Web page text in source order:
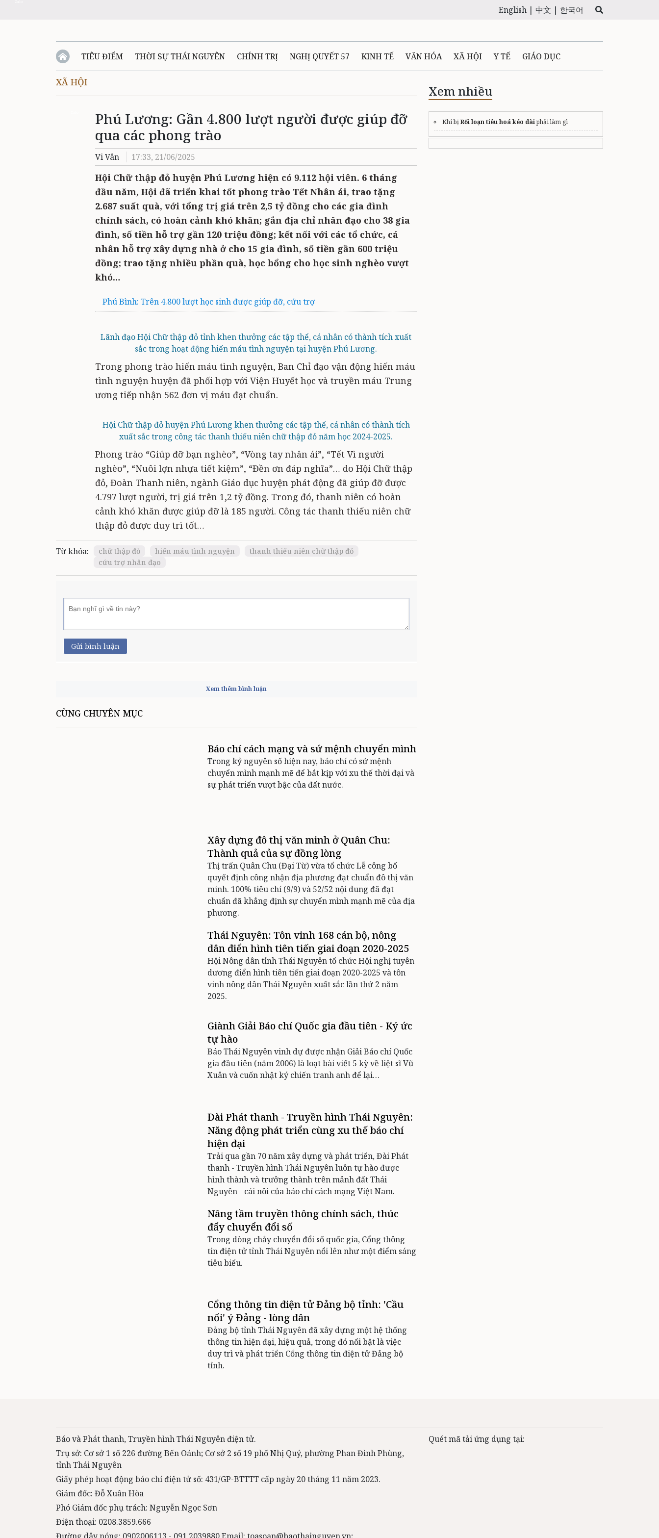
English | 中文 | 한국어
TIÊU ĐIỂM THỜI SỰ THÁI NGUYÊN CHÍNH TRỊ NGHỊ QUYẾT 57 KINH TẾ VĂN HÓA XÃ HỘI Y TẾ GIÁO DỤC
QUỐC PHÒNG - AN NINH Ô TÔ - XE MÁY PHÁP LUẬT
QUÊ HƯƠNG - ĐẤT NƯỚC QUỐC TẾ TÀI NGUYÊN - MÔI TRƯỜNG THỂ THAO THÔNG TIN - QUẢNG CÁO
VĂN BẢN, CHÍNH SÁCH MỚI VĂN NGHỆ THÁI NGUYÊN
XÃ HỘI
Phú Lương: Gần 4.800 lượt người được giúp đỡ
qua các phong trào
Vi Vân 17:33, 21/06/2025
Hội Chữ thập đỏ huyện Phú Lương hiện có 9.112 hội viên. 6 tháng
đầu năm, Hội đã triển khai tốt phong trào Tết Nhân ái, trao tặng
2.687 suất quà, với tổng trị giá trên 2,5 tỷ đồng cho các gia đình
chính sách, có hoàn cảnh khó khăn; gắn địa chỉ nhân đạo cho 38 gia
đình, số tiền hỗ trợ gần 120 triệu đồng; kết nối với các tổ chức, cá
nhân hỗ trợ xây dựng nhà ở cho 15 gia đình, số tiền gần 600 triệu
đồng; trao tặng nhiều phần quà, học bổng cho học sinh nghèo vượt
khó…
Phú Bình: Trên 4.800 lượt học sinh được giúp đỡ, cứu trợ
Lãnh đạo Hội Chữ thập đỏ tỉnh khen thưởng các tập thể, cá nhân có thành tích xuất
sắc trong hoạt động hiến máu tình nguyện tại huyện Phú Lương.
Trong phong trào hiến máu tình nguyện, Ban Chỉ đạo vận động hiến máu
tình nguyện huyện đã phối hợp với Viện Huyết học và truyền máu Trung
ương tiếp nhận 562 đơn vị máu đạt chuẩn.
Hội Chữ thập đỏ huyện Phú Lương khen thưởng các tập thể, cá nhân có thành tích
xuất sắc trong công tác thanh thiếu niên chữ thập đỏ năm học 2024-2025.
Phong trào “Giúp đỡ bạn nghèo”, “Vòng tay nhân ái”, “Tết Vì người
nghèo”, “Nuôi lợn nhựa tiết kiệm”, “Đền ơn đáp nghĩa”… do Hội Chữ thập
đỏ, Đoàn Thanh niên, ngành Giáo dục huyện phát động đã giúp đỡ được
4.797 lượt người, trị giá trên 1,2 tỷ đồng. Trong đó, thanh niên có hoàn
cảnh khó khăn được giúp đỡ là 185 người. Công tác thanh thiếu niên chữ
thập đỏ được duy trì tốt…
Từ khóa: chữ thập đỏ hiến máu tình nguyện
thanh thiếu niên chữ thập đỏ
cứu trợ nhân đạo
Gửi bình luận
Xem thêm bình luận
CÙNG CHUYÊN MỤC
Báo chí cách mạng và sứ mệnh chuyển mình
Trong kỷ nguyên số hiện nay, báo chí có sứ mệnh
chuyển mình mạnh mẽ để bắt kịp với xu thế thời đại và
sự phát triển vượt bậc của đất nước.
Xây dựng đô thị văn minh ở Quân Chu:
Thành quả của sự đồng lòng
Thị trấn Quân Chu (Đại Từ) vừa tổ chức Lễ công bố
quyết định công nhận địa phương đạt chuẩn đô thị văn
minh. 100% tiêu chí (9/9) và 52/52 nội dung đã đạt
chuẩn đã khẳng định sự chuyển mình mạnh mẽ của địa
phương.
Thái Nguyên: Tôn vinh 168 cán bộ, nông
dân điển hình tiên tiến giai đoạn 2020-2025
Hội Nông dân tỉnh Thái Nguyên tổ chức Hội nghị tuyên
dương điển hình tiên tiến giai đoạn 2020-2025 và tôn
vinh nông dân Thái Nguyên xuất sắc lần thứ 2 năm
2025.
Giành Giải Báo chí Quốc gia đầu tiên - Ký ức
tự hào
Báo Thái Nguyên vinh dự được nhận Giải Báo chí Quốc
gia đầu tiên (năm 2006) là loạt bài viết 5 kỳ về liệt sĩ Vũ
Xuân và cuốn nhật ký chiến tranh anh để lại…
Đài Phát thanh - Truyền hình Thái Nguyên:
Năng động phát triển cùng xu thế báo chí
hiện đại
Trải qua gần 70 năm xây dựng và phát triển, Đài Phát
thanh - Truyền hình Thái Nguyên luôn tự hào được
hình thành và trưởng thành trên mảnh đất Thái
Nguyên - cái nôi của báo chí cách mạng Việt Nam.
Nâng tầm truyền thông chính sách, thúc
đẩy chuyển đổi số
Trong dòng chảy chuyển đổi số quốc gia, Cổng thông
tin điện tử tỉnh Thái Nguyên nổi lên như một điểm sáng
tiêu biểu.
Cổng thông tin điện tử Đảng bộ tỉnh: 'Cầu
nối' ý Đảng - lòng dân
Đảng bộ tỉnh Thái Nguyên đã xây dựng một hệ thống
thông tin hiện đại, hiệu quả, trong đó nổi bật là việc
duy trì và phát triển Cổng thông tin điện tử Đảng bộ
tỉnh.
Xem nhiều
Khi bịRối loạn tiêu hoá kéo dàiphải làm gì
Báo và Phát thanh, Truyền hình Thái Nguyên điện tử.
Trụ sở: Cơ sở 1 số 226 đường Bến Oánh; Cơ sở 2 số 19 phố Nhị Quý, phường Phan Đình Phùng,
tỉnh Thái Nguyên
Giấy phép hoạt động báo chí điện tử số: 431/GP-BTTTT cấp ngày 20 tháng 11 năm 2023.
Giám đốc: Đỗ Xuân Hòa
Phó Giám đốc phụ trách: Nguyễn Ngọc Sơn
Điện thoại: 0208.3859.666
Quét mã tải ứng dụng tại: